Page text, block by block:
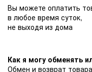
Вы можете оплатить
в любое время суток,
не выходя из дома
Как я могу обменять
Обмен и возврат